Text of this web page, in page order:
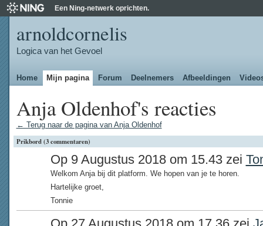
Een Ning-netwerk oprichten.
arnoldcornelis
Logica van het Gevoel
Home Mijn pagina Forum Deelnemers Afbeeldingen
Anja Oldenhof's reacties
← Terug naar de pagina van Anja Oldenhof
Prikbord (3 commentaren)
Op 9 Augustus 2018 om 15.43 zei
Welkom Anja bij dit platform. We hopen van je te horen.
Hartelijke groet,
Tonnie
Op 27 Augustus 2018 om 17.36 zei